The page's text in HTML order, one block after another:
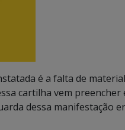
é a falta de
cartilha vem
dessa manifestação